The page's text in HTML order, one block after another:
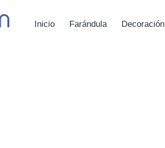
Inicio Farándula Decoración